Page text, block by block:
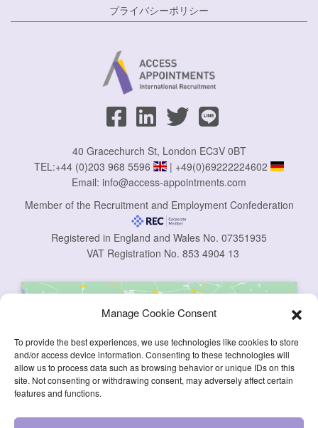
Manage Cookie Consent
To provide the best experiences, we use technologies like cookies to store
and/or access device information. Consenting to these technologies will
allow us to process data such as browsing behavior or unique IDs on this
site. Not consenting or withdrawing consent, may adversely affect certain
features and functions.
プライバシーポリシー
40 Gracechurch St, London EC3V 0BT
TEL:+44 (0)203 968 5596 | +49(0)69222224602
Email: info@access-appointments.com
Member of the Recruitment and Employment Confederation
Registered in England and Wales No. 07351935
VAT Registration No. 853 4904 13
Click to accept marketing cookies and
enable this content